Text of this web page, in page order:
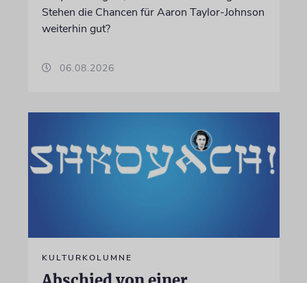
Stehen die Chancen für Aaron Taylor-Johnson
weiterhin gut?
06.08.2026
KULTURKOLUMNE